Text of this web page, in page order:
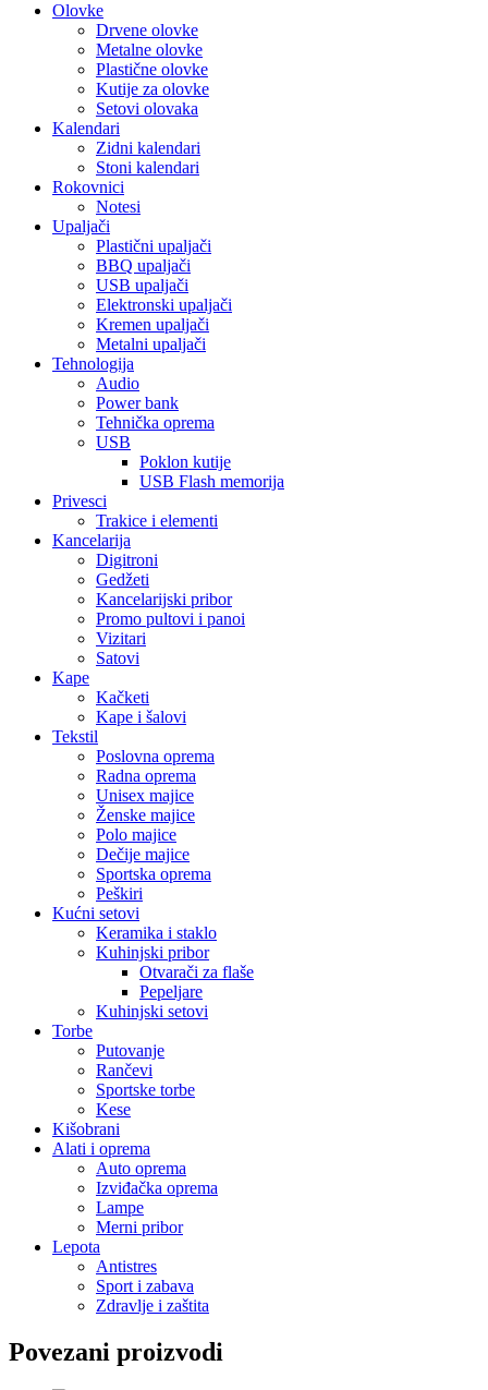
Olovke
Drvene olovke
Metalne olovke
Plastične olovke
Kutije za olovke
Setovi olovaka
Kalendari
Zidni kalendari
Stoni kalendari
Rokovnici
Notesi
Upaljači
Plastični upaljači
BBQ upaljači
USB upaljači
Elektronski upaljači
Kremen upaljači
Metalni upaljači
Tehnologija
Audio
Power bank
Tehnička oprema
USB
Poklon kutije
USB Flash memorija
Privesci
Trakice i elementi
Kancelarija
Digitroni
Gedžeti
Kancelarijski pribor
Promo pultovi i panoi
Vizitari
Satovi
Kape
Kačketi
Kape i šalovi
Tekstil
Poslovna oprema
Radna oprema
Unisex majice
Ženske majice
Polo majice
Dečije majice
Sportska oprema
Peškiri
Kućni setovi
Keramika i staklo
Kuhinjski pribor
Otvarači za flaše
Pepeljare
Kuhinjski setovi
Torbe
Putovanje
Rančevi
Sportske torbe
Kese
Kišobrani
Alati i oprema
Auto oprema
Izviđačka oprema
Lampe
Merni pribor
Lepota
Antistres
Sport i zabava
Zdravlje i zaštita
Povezani proizvodi